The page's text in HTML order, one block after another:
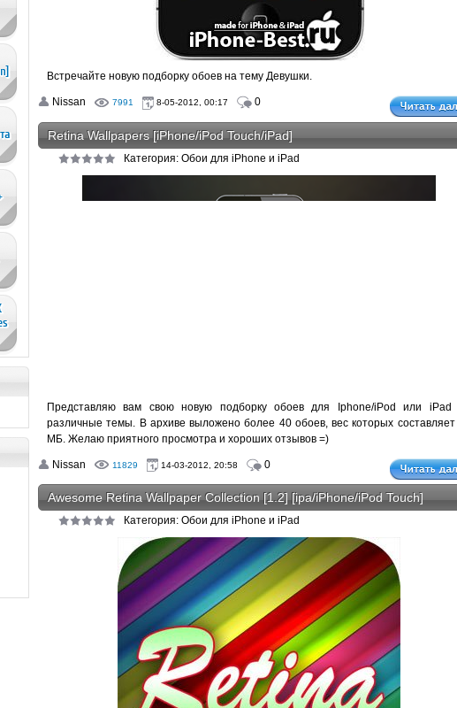
Встречайте новую подборку обоев на тему Девушки.
Nissan 7991 8-05-2012, 00:17 0
Retina Wallpapers [iPhone/iPod Touch/iPad]
Категория: Обои для iPhone и iPad
Представляю вам свою новую подборку обоев для Iphone/iPod или iPad
различные темы. В архиве выложено более 40 обоев, вес которых
МБ. Желаю приятного просмотра и хороших отзывов =)
Nissan 11829 14-03-2012, 20:58 0
Awesome Retina Wallpaper Collection [1.2] [ipa/iPhone/iPod Touch]
Категория: Обои для iPhone и iPad